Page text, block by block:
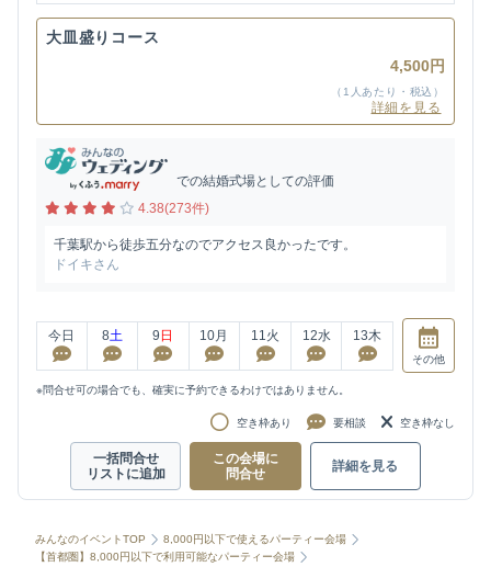
大皿盛りコース
4,500円
（1人あたり・税込）
詳細を見る
での結婚式場としての評価
4.38(273件)
千葉駅から徒歩五分なのでアクセス良かったです。
ドイキさん
今日 8土 9 日 10月 11 火 12水 13木
その他
※問合せ可の場合でも、確実に予約できるわけではありません。
空き枠あり 要相談 空き枠なし
一括問合せ
リストに追加
この会場に
問合せ
詳細を見る
みんなのイベントTOP
8,000円以下で使えるパーティー会場
【首都圏】8,000円以下で利用可能なパーティー会場